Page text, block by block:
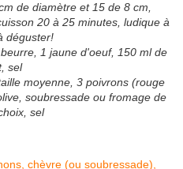
de diamètre et 15 de 8 cm,
20 à 25 minutes, ludique à
déguster!
1 jaune d'oeuf, 150 ml de
sel
moyenne, 3 poivrons (rouge
soubressade ou fromage de
sel